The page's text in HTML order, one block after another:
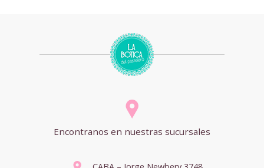
Encontranos en nuestras sucursales